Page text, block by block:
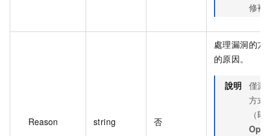
修複
Reason string 否
處理漏洞的方
的原因。
說明 僅漏
方式
（即